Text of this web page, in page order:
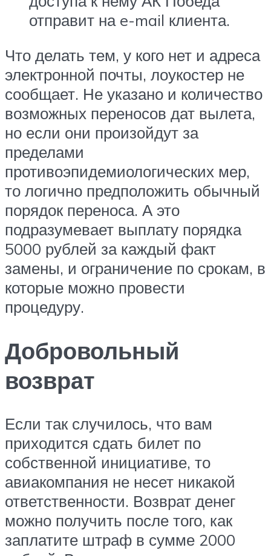
отправит на e-mail клиента.
Что делать тем, у кого нет и адреса
электронной почты, лоукостер не
сообщает. Не указано и количество
возможных переносов дат вылета,
но если они произойдут за
пределами
противоэпидемиологических мер,
то логично предположить обычный
порядок переноса. А это
подразумевает выплату порядка
5000 рублей за каждый факт
замены, и ограничение по срокам, в
которые можно провести
процедуру.
Добровольный
возврат
Если так случилось, что вам
приходится сдать билет по
собственной инициативе, то
авиакомпания не несет никакой
ответственности. Возврат денег
можно получить после того, как
заплатите штраф в сумме 2000